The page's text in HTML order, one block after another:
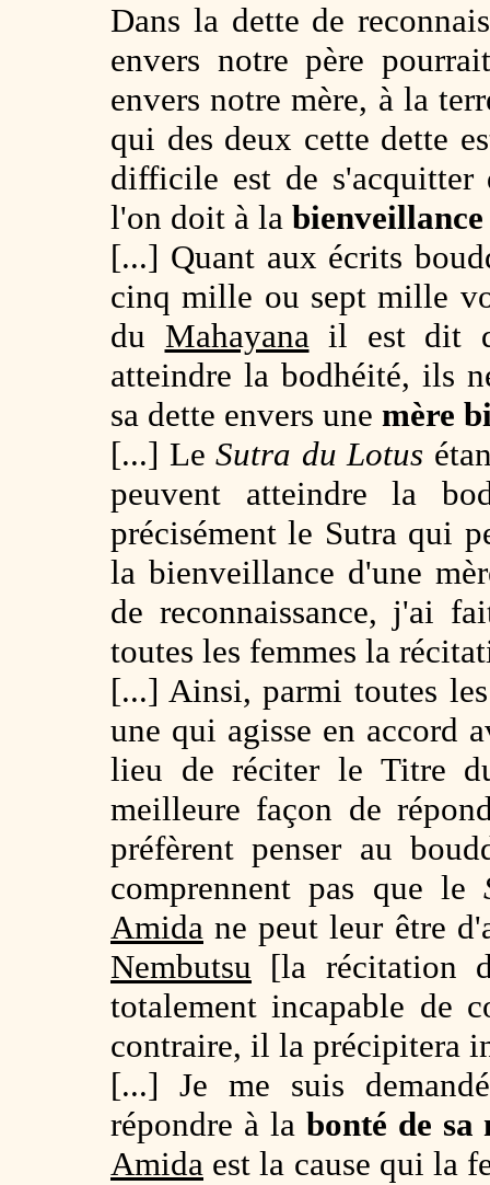
Dans la dette de
envers notre père
envers notre mère, à la
qui des deux cette dette
difficile est de s'acquitter
l'on doit à la
[...] Quant aux écrits
cinq mille ou sept mille
du Mahayanail est dit
atteindre la bodhéité, ils
sa dette envers une mère
[...] Le Sutra du Lotus
peuvent atteindre la
précisément le Sutra qui
la bienveillance d'une
de reconnaissance, j'ai
toutes les femmes la
[...] Ainsi, parmi toutes
une qui agisse en accord
lieu de réciter le Titre
meilleure façon de
préfèrent penser au
comprennent pas que le
Amida ne peut leur être
Nembutsu [la récitation
totalement incapable de
contraire, il la précipitera
[...] Je me suis
répondre à la bonté de sa
Amida est la cause qui la